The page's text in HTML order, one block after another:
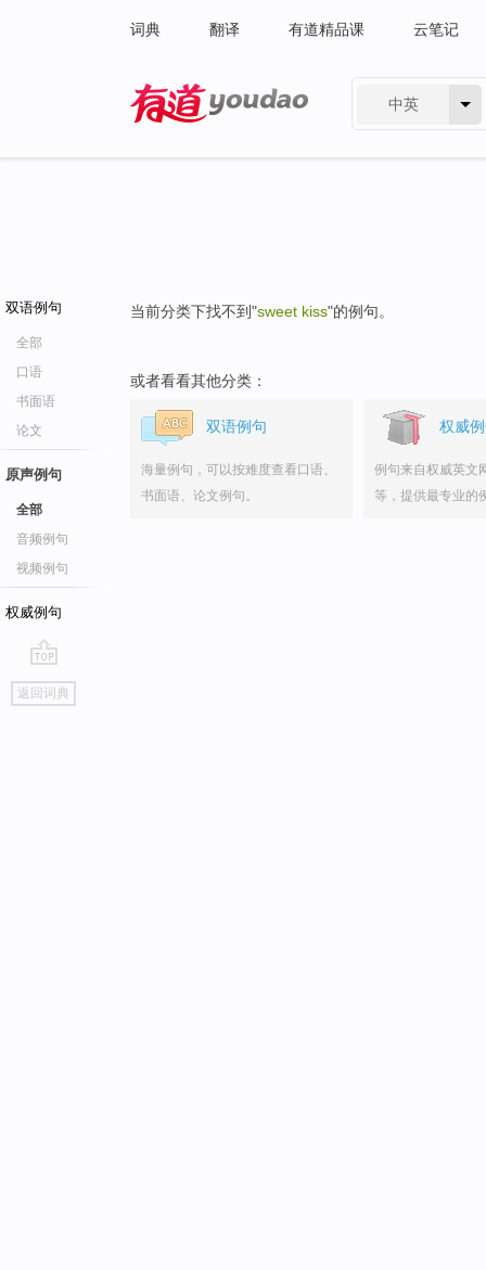
词典 翻译 有道精品课 云笔记
中英
双语例句
全部
口语
书面语
论文
原声例句
全部
音频例句
视频例句
权威例句
go
top
返回词典
当前分类下找不到"sweet kiss"的例句。
或者看看其他分类：
双语例句
海量例句，可以按难度查看口语、
书面语、论文例句。
权威
例句来自权威英文
等，提供最专业的